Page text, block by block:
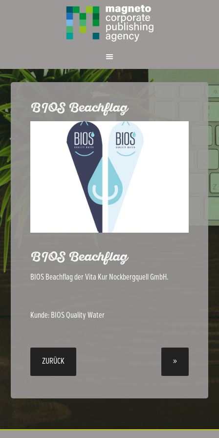
BIOS Beachflag
BIOS Beachflag
BIOS Beachflag der Vita Kur Nockbergquell GmbH.
Kunde: BIOS Quality Water
ZURÜCK »